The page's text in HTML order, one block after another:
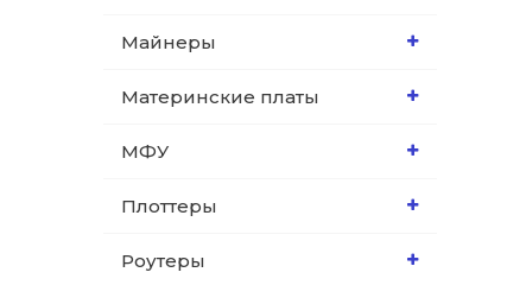
Майнеры
Материнские платы
МФУ
Плоттеры
Роутеры